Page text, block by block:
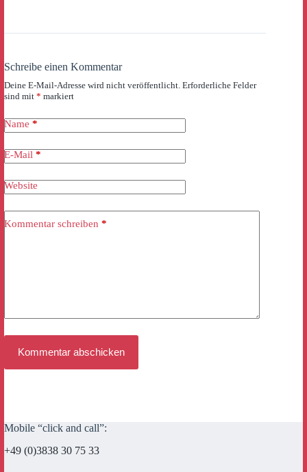
Schreibe einen Kommentar
Deine E-Mail-Adresse wird nicht veröffentlicht. Erforderliche Felder
sind mit * markiert
Name *
E-Mail *
Website
Kommentar schreiben *
Kommentar abschicken
Mobile “click and call”:
+49 (0)3838 30 75 33